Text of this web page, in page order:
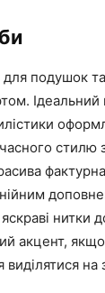
для подушок
Ідеальний
нитки
акцент,
на